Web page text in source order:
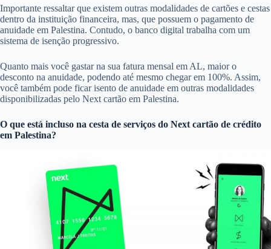
Importante ressaltar que existem outras modalidades de cartões e cestas
dentro da instituição financeira, mas, que possuem o pagamento de
anuidade em Palestina. Contudo, o banco digital trabalha com um
sistema de isenção progressivo.
Quanto mais você gastar na sua fatura mensal em AL, maior o
desconto na anuidade, podendo até mesmo chegar em 100%. Assim,
você também pode ficar isento de anuidade em outras modalidades
disponibilizadas pelo Next cartão em Palestina.
O que está incluso na cesta de serviços do Next cartão de crédito
em Palestina?